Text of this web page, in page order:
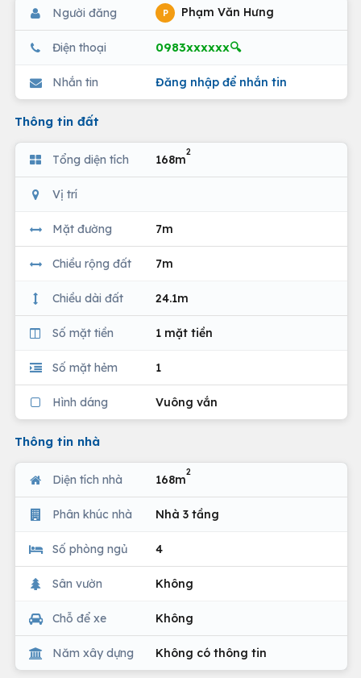
Người đăng P Phạm Văn Hưng
Điện thoại 0983xxxxxx🔍
Nhắn tin Đăng nhập để nhắn tin
Thông tin đất
Tổng diện tích 168m
2
Vị trí
Mặt đường 7m
Chiều rộng đất 7m
Chiều dài đất 24.1m
Số mặt tiền 1 mặt tiền
Số mặt hẻm 1
Hình dáng Vuông vắn
Thông tin nhà
Diện tích nhà 168m
2
Phân khúc nhà Nhà 3 tầng
Số phòng ngủ 4
Sân vườn Không
Chỗ để xe Không
Năm xây dựng Không có thông tin